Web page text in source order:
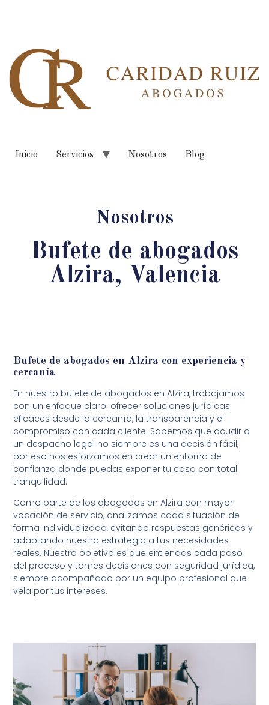
Inicio Servicios Nosotros Blog
Nosotros
Bufete de abogados
Alzira, Valencia
Bufete de abogados en Alzira con experiencia y
cercanía
En nuestro bufete de abogados en Alzira, trabajamos
con un enfoque claro: ofrecer soluciones jurídicas
eficaces desde la cercanía, la transparencia y el
compromiso con cada cliente. Sabemos que acudir a
un despacho legal no siempre es una decisión fácil,
por eso nos esforzamos en crear un entorno de
confianza donde puedas exponer tu caso con total
tranquilidad.
Como parte de los abogados en Alzira con mayor
vocación de servicio, analizamos cada situación de
forma individualizada, evitando respuestas genéricas y
adaptando nuestra estrategia a tus necesidades
reales. Nuestro objetivo es que entiendas cada paso
del proceso y tomes decisiones con seguridad jurídica,
siempre acompañado por un equipo profesional que
vela por tus intereses.